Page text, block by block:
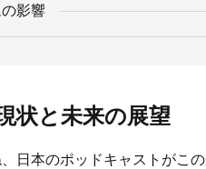
影響
状と未来の展望
日本のポッドキャストがこ